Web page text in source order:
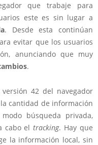
que trabaje para
este es sin lugar a
. Desde esta continúan
evitar que los usuarios
anunciando que muy
.
42 del navegador
cantidad de información
búsqueda privada,
cabo eltracking. Hay que
la información local, sin